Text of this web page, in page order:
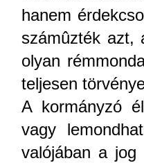
hanem
számûzték azt,
olyan
teljesen
A kormányzó
vagy
valójában a